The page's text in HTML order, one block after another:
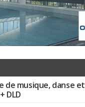
de musique, danse et
DLD